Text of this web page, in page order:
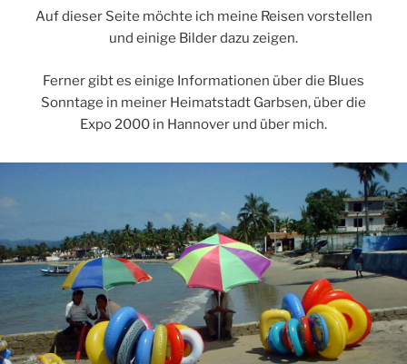
Auf dieser Seite möchte ich meine Reisen vorstellen
und einige Bilder dazu zeigen.
Ferner gibt es einige Informationen über die Blues
Sonntage in meiner Heimatstadt Garbsen, über die
Expo 2000 in Hannover und über mich.